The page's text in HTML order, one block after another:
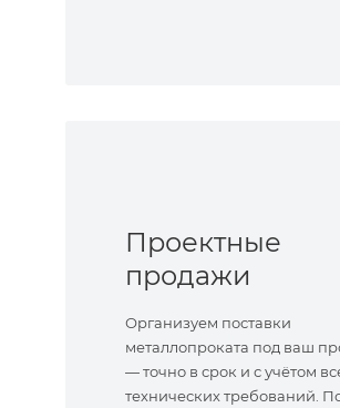
Проектные
продажи
Организуем поставки
металлопроката под ваш
— точно в срок и с учётом
технических требований.